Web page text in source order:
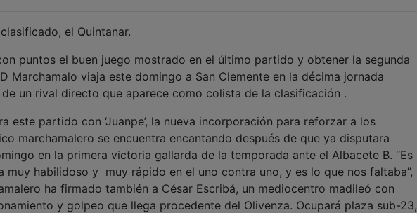
el Quintanar.
puntos el buen juego mostrado en el último partido y obtener la segunda
Marchamalo viaja este domingo a San Clemente en la décima jornada
un rival directo que aparece como colista de la clasificación .
este partido con ‘Juanpe’, la nueva incorporación para reforzar a los
marchamalero se encuentra encantando después de que ya disputara
en la primera victoria gallarda de la temporada ante el Albacete B. “Es
muy habilidoso y muy rápido en el uno contra uno, y es lo que nos faltaba”,
ha firmado también a César Escribá, un mediocentro madileó con
y golpeo que llega procedente del Olivenza. Ocupará plaza sub-23,